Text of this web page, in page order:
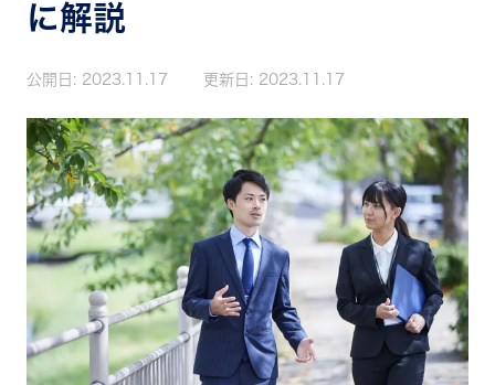
に解説
公開日: 2023.11.17 更新日: 2023.11.17